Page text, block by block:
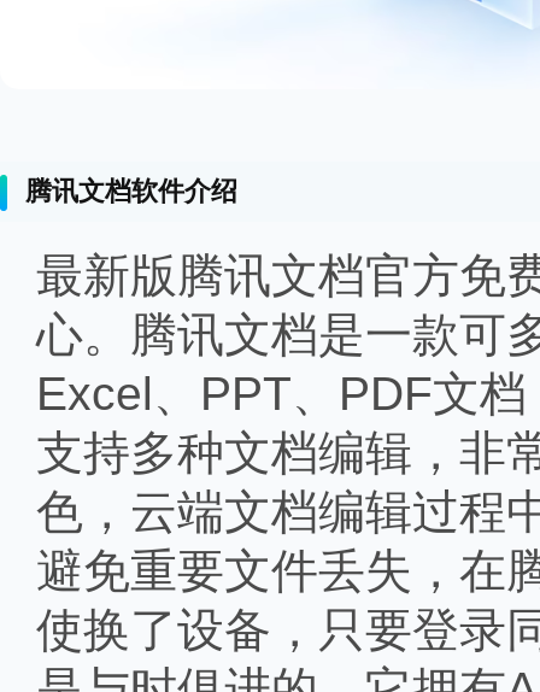
腾讯文档软件介绍
最新版腾讯文档官方免
心。腾讯文档是一款可
Excel、PPT、PDF文
支持多种文档编辑，非
色，云端文档编辑过程
避免重要文件丢失，在
使换了设备，只要登录